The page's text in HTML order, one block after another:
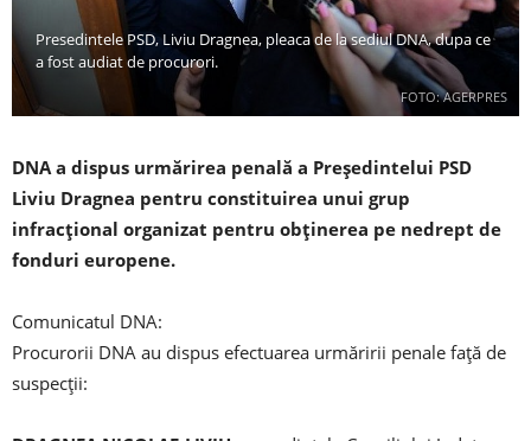
FOTO: AGERPRES
Presedintele PSD, Liviu Dragnea, pleaca de la sediul DNA, dupa ce
a fost audiat de procurori.
DNA a dispus urmărirea penală a Președintelui PSD
Liviu Dragnea pentru constituirea unui grup
infracțional organizat pentru obținerea pe nedrept de
fonduri europene.
Comunicatul DNA:
Procurorii DNA au dispus efectuarea urmăririi penale față de
suspecții: